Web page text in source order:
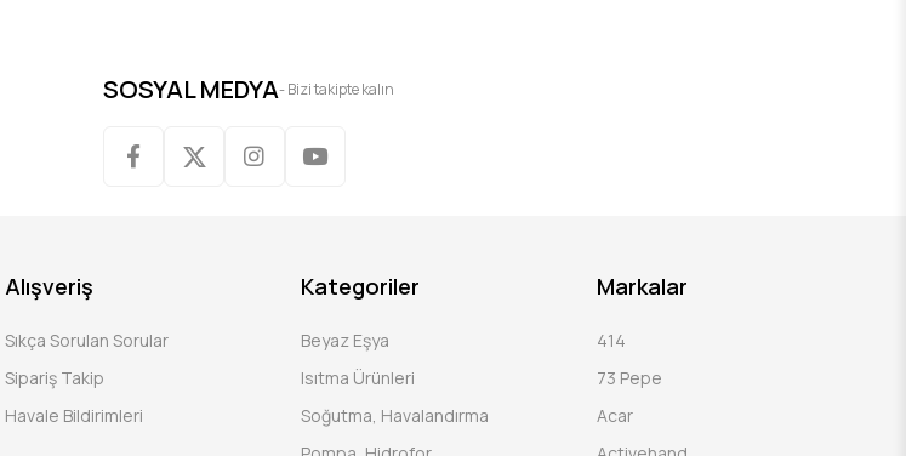
SOSYAL MEDYA- Bizi takipte kalın
Alışveriş
Sıkça Sorulan Sorular
Sipariş Takip
Havale Bildirimleri
Kategoriler
Beyaz Eşya
Isıtma Ürünleri
Soğutma, Havalandırma
Markalar
414
73 Pepe
Acar